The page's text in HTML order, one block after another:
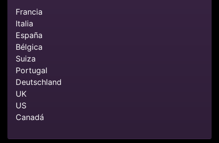
Francia
Italia
España
Bélgica
Suiza
Portugal
Deutschland
UK
US
Canadá